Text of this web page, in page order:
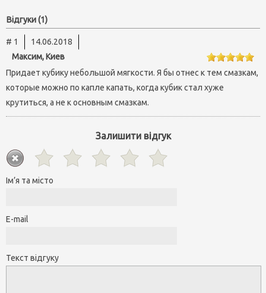
Відгуки (1)
# 1
14.06.2018
Максим, Киев
Придает кубику небольшой мягкости. Я бы отнес к тем смазкам,
которые можно по капле капать, когда кубик стал хуже
крутиться, а не к основным смазкам.
Залишити відгук
Ім’я та місто
E-mail
Текст відгуку